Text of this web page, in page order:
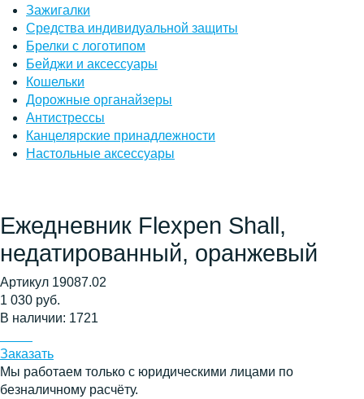
Зажигалки
Средства индивидуальной защиты
Брелки с логотипом
Бейджи и аксессуары
Кошельки
Дорожные органайзеры
Антистрессы
Канцелярские принадлежности
Настольные аксессуары
Ежедневник Flexpen Shall,
недатированный, оранжевый
Артикул 19087.02
1 030 руб.
В наличии: 1721
Заказать
Мы работаем только с юридическими лицами по
безналичному расчёту.